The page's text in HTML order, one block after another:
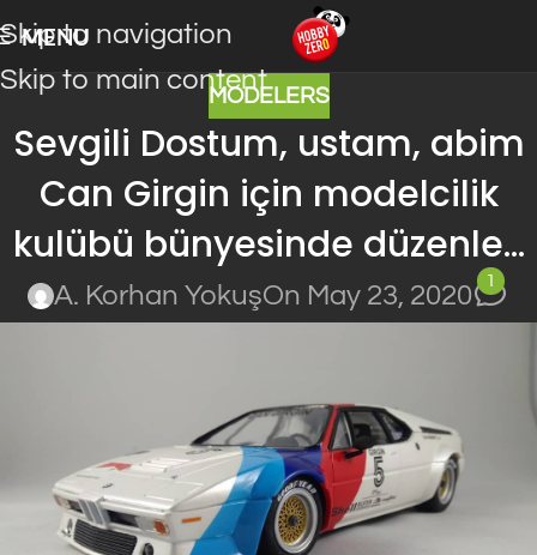
Skip to navigation
Skip to main content
MENU
MODELERS
Sevgili Dostum, ustam, abim
Can Girgin için modelcilik
kulübü bünyesinde düzenle…
A. Korhan YokuşOn May 23, 2020
1